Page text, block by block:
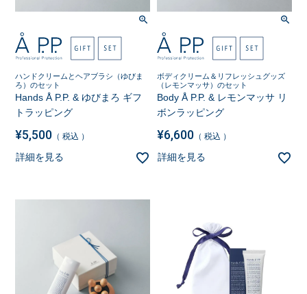
ハンドクリームとヘアブラシ（ゆびま
ろ）のセット
Hands Å P.P. & ゆびまろ ギフ
トラッピング
¥5,500 税込
詳細を見る
ボディクリーム＆リフレッシュグッズ
（レモンマッサ）のセット
Body Å P.P. & レモンマッサ リ
ボンラッピング
¥6,600 税込
詳細を見る